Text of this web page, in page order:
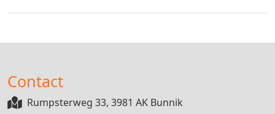
Contact
Rumpsterweg 33, 3981 AK Bunnik